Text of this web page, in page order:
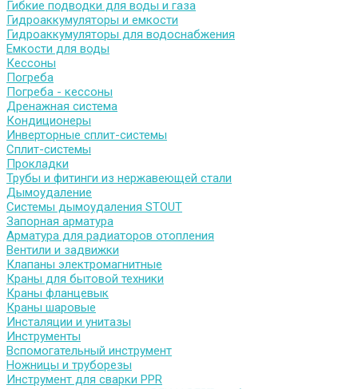
Гибкие подводки для воды и газа
Гидроаккумуляторы и емкости
Гидроаккумуляторы для водоснабжения
Емкости для воды
Кессоны
Погреба
Погреба - кессоны
Дренажная система
Кондиционеры
Инверторные сплит-системы
Сплит-системы
Прокладки
Трубы и фитинги из нержавеющей стали
Дымоудаление
Системы дымоудаления STOUT
Запорная арматура
Арматура для радиаторов отопления
Вентили и задвижки
Клапаны электромагнитные
Краны для бытовой техники
Краны фланцевык
Краны шаровые
Инсталяции и унитазы
Инструменты
Вспомогательный инструмент
Ножницы и труборезы
Инструмент для сварки PPR